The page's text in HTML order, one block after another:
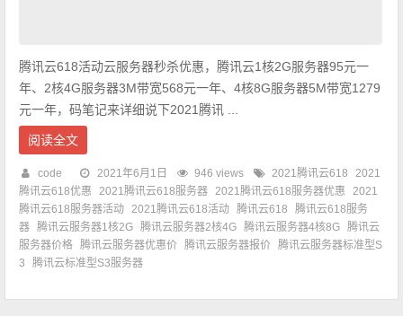
腾讯云618活动云服务器秒杀优惠，腾讯云1核2G服务器95元一
年、2核4G服务器3M带宽568元一年、4核8G服务器5M带宽1279
元一年，码笔记来详细说下2021腾讯 ...
阅读全文
code 2021年6月1日 946 views 2021腾讯云618
2021
腾讯云618优惠
2021腾讯云618服务器 2021腾讯云618服务器优惠
2021
腾讯云618服务器活动 2021腾讯云618活动 腾讯云618
腾讯云618服务
器 腾讯云服务器1核2G 腾讯云服务器2核4G 腾讯云服务器4核8G 腾讯云
服务器价格 腾讯云服务器优惠价 腾讯云服务器报价 腾讯云服务器标准型S
3
腾讯云标准型S3服务器